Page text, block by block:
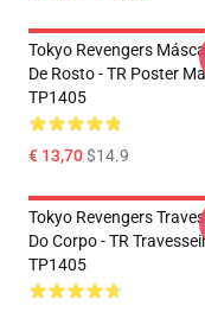
Tokyo Revengers
De Rosto - TR Poster
TP1405
€ 13,70$14.9
Tokyo Revengers
Do Corpo - TR
TP1405